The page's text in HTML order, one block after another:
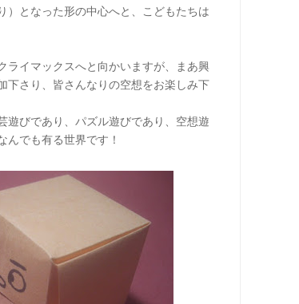
）となった形の中心へと、こどもたちは
ライマックスへと向かいますが、まあ興
下さり、皆さんなりの空想をお楽しみ下
びであり、パズル遊びであり、空想遊
でも有る世界です！